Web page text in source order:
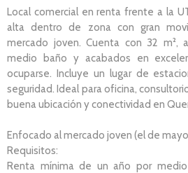
Local comercial en renta frente a la
alta dentro de zona con gran
mercado joven. Cuenta con 32 m²,
medio baño y acabados en
ocuparse. Incluye un lugar de
seguridad. Ideal para oficina,
buena ubicación y conectividad en
Enfocado al mercado joven (el de
Requisitos:
Renta mínima de un año por